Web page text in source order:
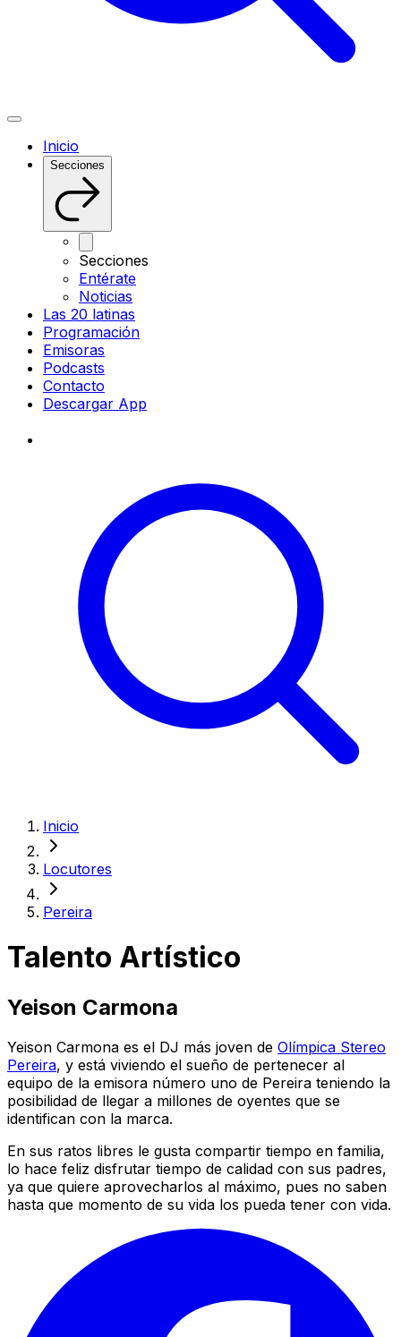
Inicio
Secciones
Secciones
Entérate
Noticias
Las 20 latinas
Programación
Emisoras
Podcasts
Contacto
Descargar App
Inicio
Locutores
Pereira
Talento Artístico
Yeison Carmona
Yeison Carmona es el DJ más joven de Olímpica Stereo
Pereira, y está viviendo el sueño de pertenecer al
equipo de la emisora número uno de Pereira teniendo la
posibilidad de llegar a millones de oyentes que se
identifican con la marca.
En sus ratos libres le gusta compartir tiempo en familia,
lo hace feliz disfrutar tiempo de calidad con sus padres,
ya que quiere aprovecharlos al máximo, pues no saben
hasta que momento de su vida los pueda tener con vida.